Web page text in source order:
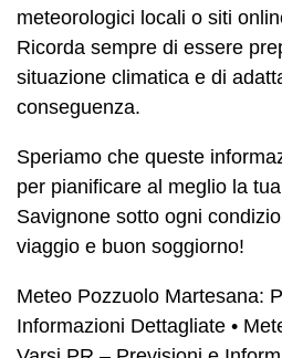
meteorologici locali o siti
Ricorda sempre di essere
situazione climatica e di
conseguenza.
Speriamo che queste
per pianificare al meglio la
Savignone sotto ogni
viaggio e buon soggiorno!
Meteo Pozzuolo Martesana:
Informazioni Dettagliate •